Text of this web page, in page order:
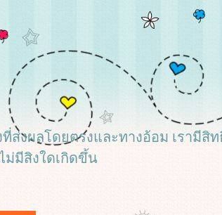
ส่งผลโดยตรงและทางอ้อม เรามี
ม่มีสิงใดเกิดขึ้น